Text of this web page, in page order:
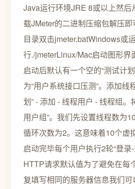
Java运行环境JRE 8或以上然后
载JMeter的二进制压缩包解压
目录双击jmeter.batWindows或
行./jmeterLinux/Mac启动图形界
启动后默认有一个空的“测试计
为“用户系统接口压测”。添加线
划” - 添加 - 线程用户 - 线程组。
用户组”。我们先设置线程数为
循环次数为2。这意味着10个虚
启动完毕每个用户执行2轮“登录
HTTP请求默认值为了避免在每
复填写相同的服务器信息我们